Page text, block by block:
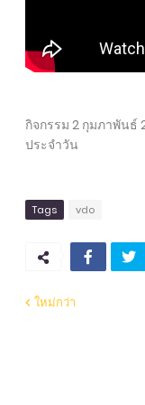
กิจกรรม 2 กุมภาพัน
ประจำวัน
Tags vdo
ใหม่กว่า